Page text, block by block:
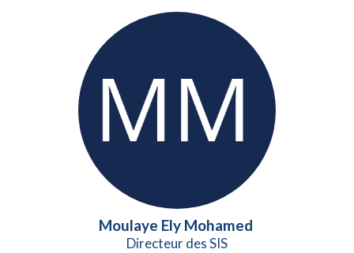
Moulaye Ely Mohamed
Directeur des SIS